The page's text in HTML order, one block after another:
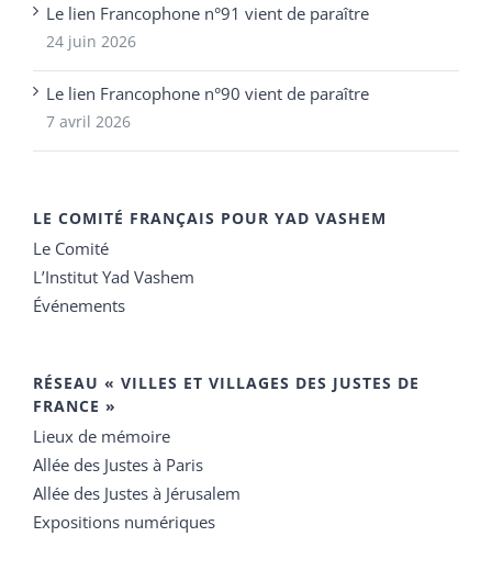
Le lien Francophone n°91 vient de paraître
24 juin 2026
Le lien Francophone n°90 vient de paraître
7 avril 2026
LE COMITÉ FRANÇAIS POUR YAD VASHEM
Le Comité
L’Institut Yad Vashem
Événements
RÉSEAU « VILLES ET VILLAGES DES JUSTES DE
FRANCE »
Lieux de mémoire
Allée des Justes à Paris
Allée des Justes à Jérusalem
Expositions numériques